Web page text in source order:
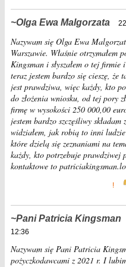
Olga Ewa Malgorzata
Nazywam się Olga Ewa
Warszawie. Właśnie otrzymałem
Kingsman i słyszałem o tej firmie
teraz jestem bardzo się cieszę,
jest prawdziwa, więc każdy, kto
do złożenia wniosku, od tej pory
firmę w wysokości 250 000,00
jestem bardzo szczęśliwy
widziałem, jak robią to inni ludzie
które dzielą się zeznaniami na
każdy, kto potrzebuje prawdziwej
kontaktowe to
!
Pani Patricia Kingsman
12:36
Nazywam się Pani Patricia
pożyczkodawcami z 2021 r. I